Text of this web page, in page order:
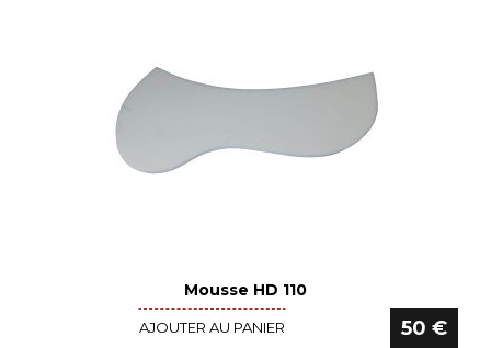
Voir le détail
Mousse HD 110
AJOUTER AU PANIER 50 €